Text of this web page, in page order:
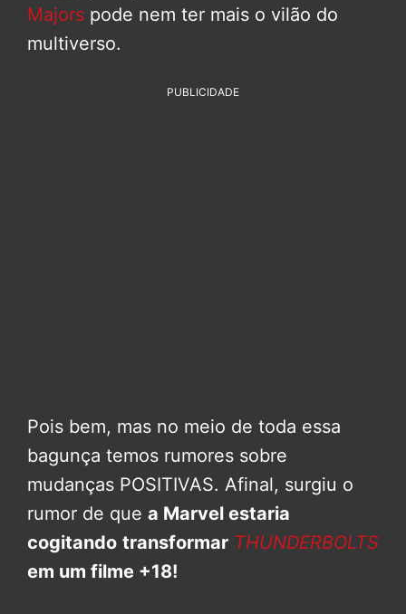
Majors pode nem ter mais o vilão do
multiverso.
PUBLICIDADE
Pois bem, mas no meio de toda essa
bagunça temos rumores sobre
mudanças POSITIVAS. Afinal, surgiu o
rumor de que a Marvel estaria
cogitando transformar THUNDERBOLTS
em um filme +18!